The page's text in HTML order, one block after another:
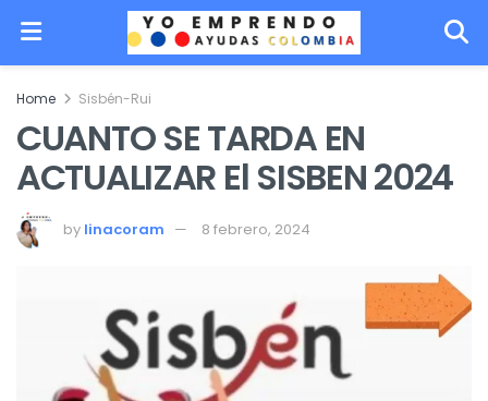
Home Sisbén-Rui
CUANTO SE TARDA EN
ACTUALIZAR El SISBEN 2024
by linacoram 8 febrero, 2024